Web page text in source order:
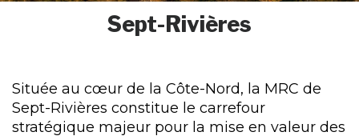
Sept-Rivières
Située au cœur de la Côte-Nord, la MRC de
Sept-Rivières constitue le carrefour
stratégique majeur pour la mise en valeur des